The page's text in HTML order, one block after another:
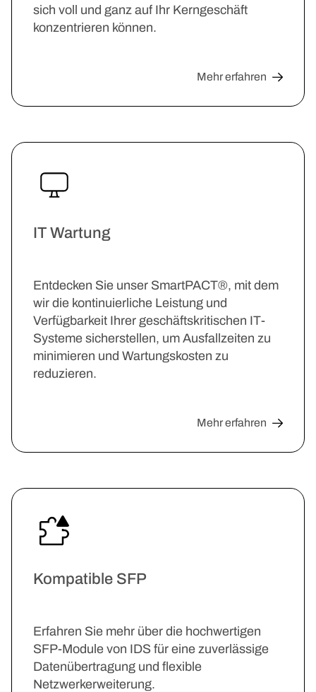
sich voll und ganz auf Ihr Kerngeschäft
konzentrieren können.
Mehr erfahren
IT Wartung
Entdecken Sie unser SmartPACT®, mit dem
wir die kontinuierliche Leistung und
Verfügbarkeit Ihrer geschäftskritischen IT-
Systeme sicherstellen, um Ausfallzeiten zu
minimieren und Wartungskosten zu
reduzieren.
Mehr erfahren
Kompatible SFP
Erfahren Sie mehr über die hochwertigen
SFP-Module von IDS für eine zuverlässige
Datenübertragung und flexible
Netzwerkerweiterung.